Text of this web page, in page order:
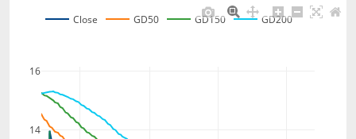
14
16
Close GD50 GD150 GD200